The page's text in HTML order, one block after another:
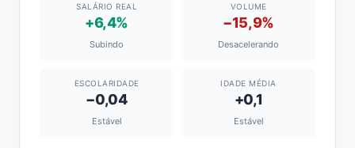
SALÁRIO REAL
+6,4%
Subindo
VOLUME
−15,9%
Desacelerando
ESCOLARIDADE
−0,04
Estável
IDADE MÉDIA
+0,1
Estável